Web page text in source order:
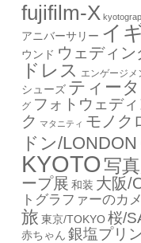
fujifilm-X
アニバーサリー イ
ウンド ウェディ
ドレス エンゲージメ
シューズ ティー
グ フォトウェデ
ク マタニティ モノク
ドン/LONDON
KYOTO 写
ープ展 和装 大阪/
トグラファーのカ
旅 東京/TOKYO 桜/
赤ちゃん 銀塩プリ